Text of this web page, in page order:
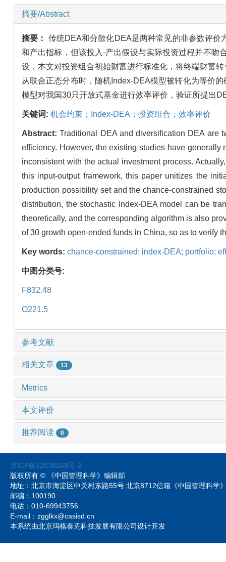
摘要/Abstract
摘要： 传统DEA和分散化DEA是两种常见的非参数评
和产出指标，但该投入-产出假设与实际投资过程并不吻
设，本文对投资组合初始财富进行标准化，将终端财富
从联合正态分布时，随机Index-DEA模型被转化为等价
模型对我国30只开放式基金进行效率评价，验证所提出
关键词: 机会约束；Index-DEA；投资组合；效率评价
Abstract:Traditional DEA and diversification DEA are
efficiency. However, the existing studies have
inconsistent with the actual investment process.
this input-output framework, this paper unitizes the
production possibility set and the chance-constrained
distribution, the stochastic Index-DEA model can be
theoretically, and the corresponding algorithm is also
of 30 growth open-ended funds in China, so as to verify
Key words: chance-constrained; index-DEA; portfolio;
中图分类号:
F832.48
O221.5
参考文献
相关文章 13
Metrics
本文评价
推荐阅读 0
京ICP备12038169号-2
版权所有 © 《中国管理科学》编辑部
地址：北京市海淀区中关村东路55号 北京8712信箱《中国管理科
邮编：100190
电话：010-69943756
E-mail：zgglkx@casisd.cn
本系统由北京玛格泰克科技发展有限公司设计开发